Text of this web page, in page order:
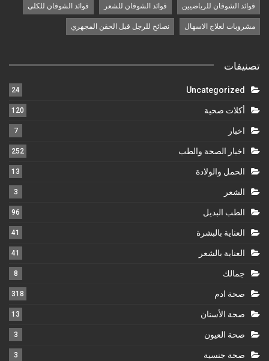
فوائد الشوفان للرياضيين فوائد الشوفان للشعر فوائد الشوفان للكلى
مشروبات لعلاج الاسهال نصائح للرجل قبل الحقن المجهري
تصنيفات
Uncategorized
24
أكلات صحية 120
اخبار 7
اخبار الصحة والطب 252
الحمل والولادة 13
الشعر 3
الطب البديل 96
العناية بالبشرة 41
العناية بالشعر 41
جمالك 8
صحة ادم 318
صحة الأسنان 13
صحة العيون 3
صحة جنسية 3